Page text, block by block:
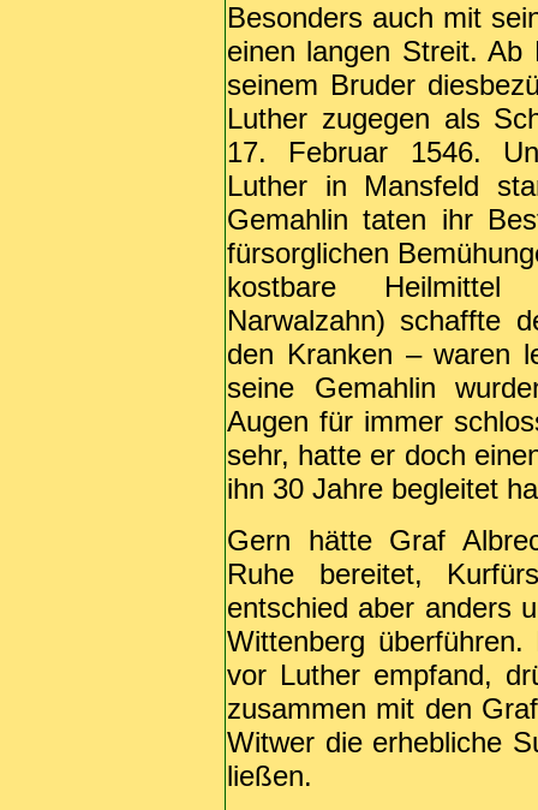
Besonders auch mit
einen langen Streit.
seinem Bruder
Luther zugegen als
17. Februar 1546.
Luther in Mansfeld
Gemahlin taten ihr
fürsorglichen
kostbare Heilmittel
Narwalzahn) schaffte
den Kranken – waren
seine Gemahlin
Augen für immer
sehr, hatte er doch
ihn 30 Jahre begleitet
Gern hätte Graf
Ruhe bereitet,
entschied aber anders
Wittenberg
vor Luther empfand,
zusammen mit den
Witwer die erhebliche
ließen.